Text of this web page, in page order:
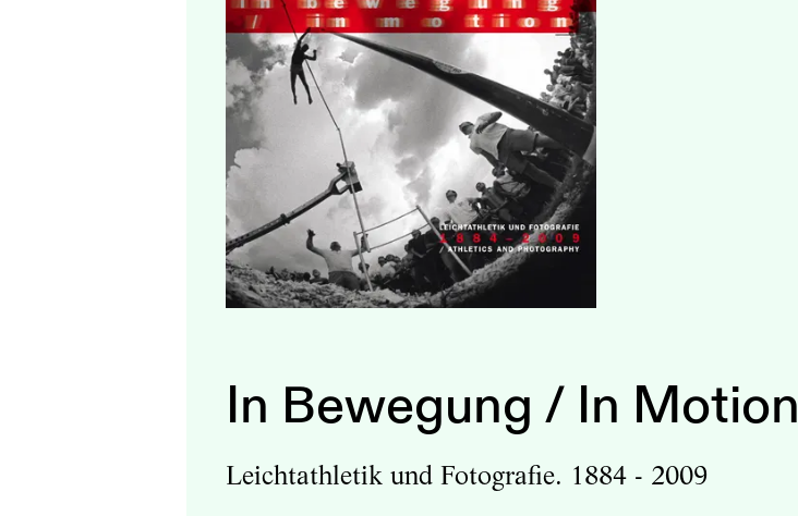
In Bewegung / In Motion
Leichtathletik und Fotografie. 1884 - 2009